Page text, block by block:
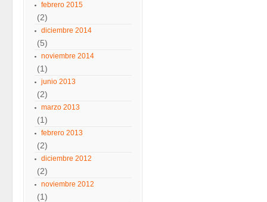
febrero 2015
(2)
diciembre 2014
(5)
noviembre 2014
(1)
junio 2013
(2)
marzo 2013
(1)
febrero 2013
(2)
diciembre 2012
(2)
noviembre 2012
(1)